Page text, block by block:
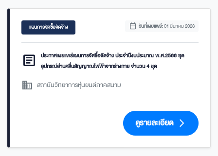
แผนการจัดซื้อจัดจ้าง calendar_today วันที่เผยแพร่:01 มีนาคม 2023
article
ประกาศเผยแพร่แผนการจัดซื้อจัดจ้าง ประจำปีงบประมาณ พ.ศ.2566 ชุด
อุปกรณ์อ่านคลื่นสัญญาณไฟฟ้าจากร่างกาย จำนวน 4 ชุด
domain สถาบันวิทยาการหุ่นยนต์ภาคสนาม
ดูรายละเอียด arrow_forward_ios